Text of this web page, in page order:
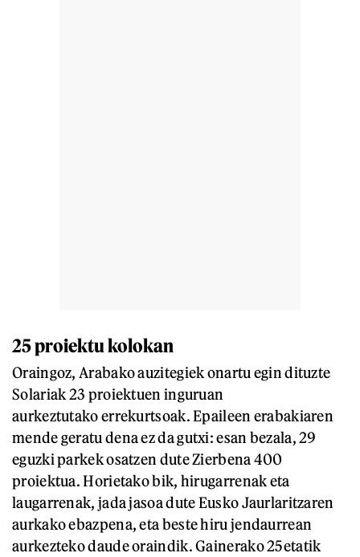
25 proiektu kolokan
Oraingoz, Arabako auzitegiek onartu egin dituzte
Solariak 23 proiektuen inguruan
aurkeztutako errekurtsoak. Epaileen erabakiaren
mende geratu dena ez da gutxi: esan bezala, 29
eguzki parkek osatzen dute Zierbena 400
proiektua. Horietako bik, hirugarrenak eta
laugarrenak, jada jasoa dute Eusko Jaurlaritzaren
aurkako ebazpena, eta beste hiru jendaurrean
aurkezteko daude oraindik. Gainerako 25etatik